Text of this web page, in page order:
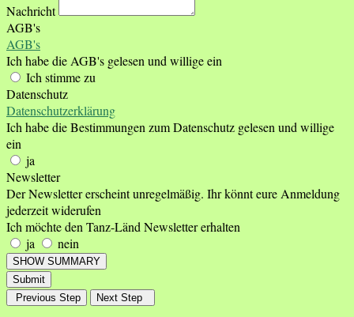
Nachricht
AGB's
AGB's
Ich habe die AGB's gelesen und willige ein
Ich stimme zu
Datenschutz
Datenschutzerklärung
Ich habe die Bestimmungen zum Datenschutz gelesen und willige
ein
ja
Newsletter
Der Newsletter erscheint unregelmäßig. Ihr könnt eure Anmeldung
jederzeit widerufen
Ich möchte den Tanz-Länd Newsletter erhalten
ja
nein
SHOW SUMMARY
Submit
Previous Step
Next Step